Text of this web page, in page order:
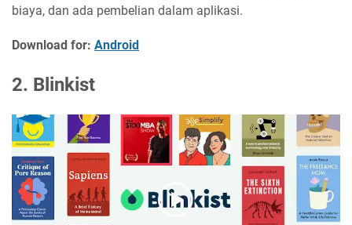
biaya, dan ada pembelian dalam aplikasi.
Download for: Android
2. Blinkist